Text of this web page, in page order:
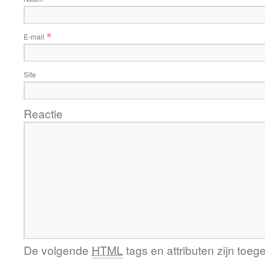
E-mail *
Site
Reactie
De volgende HTML tags en attributen zijn